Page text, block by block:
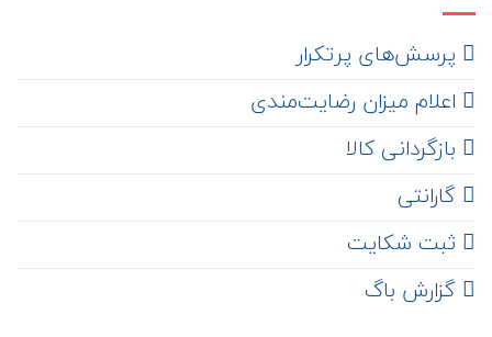
‌ پرسش‌های پرتکرار
اعلام میزان رضایت‌مندی
‌ بازگردانی کالا
گارانتی
ثبت شکایت
‌ گزارش باگ